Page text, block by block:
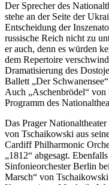
Der Sprecher des
stehe an der Seite der
Entscheidung der
russische Reich nicht zu
er auch, denn es würden
dem Repertoire
Dramatisierung des
Ballett „Der
Auch „Aschenbrödel“
Programm des
Das Prager
von Tschaikowski aus
Cardiff Philharmonic
„1812“ abgesagt.
Sinfonieorchester Berlin
Marsch“ von